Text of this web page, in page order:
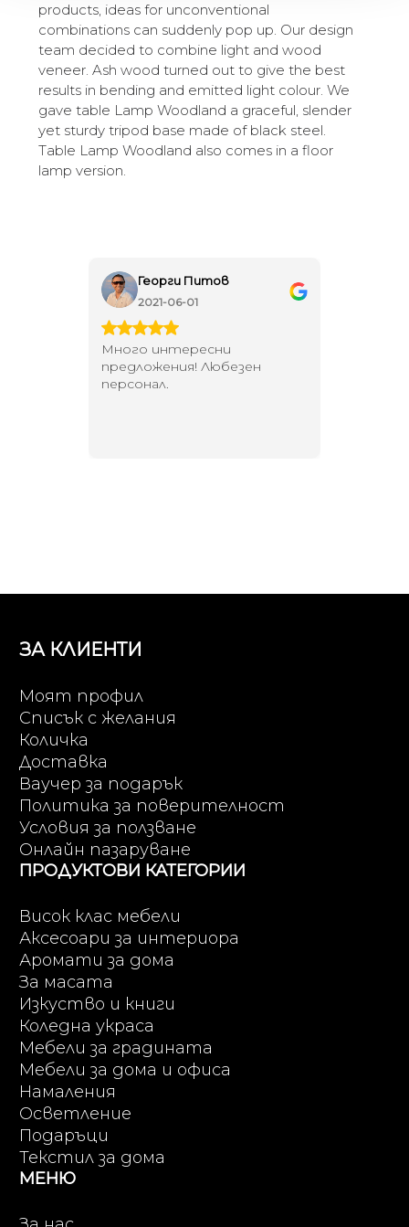
products, ideas for unconventional
combinations can suddenly pop up. Our design
team decided to combine light and wood
veneer. Ash wood turned out to give the best
results in bending and emitted light colour. We
gave table Lamp Woodland a graceful, slender
yet sturdy tripod base made of black steel.
Table Lamp Woodland also comes in a floor
lamp version.
Георги Питов
2021-06-01
Много интересни
предложения! Любезен
персонал.
ЗА КЛИЕНТИ
Моят профил
Списък с желания
Количка
Доставка
Ваучер за подарък
Политика за поверителност
Условия за ползване
Онлайн пазаруване
ПРОДУКТОВИ КАТЕГОРИИ
Висок клас мебели
Аксесоари за интериора
Аромати за дома
За масата
Изкуство и книги
Коледна украса
Мебели за градината
Мебели за дома и офиса
Намаления
Осветление
Подаръци
Текстил за дома
МЕНЮ